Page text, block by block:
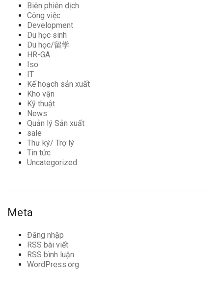
Biên phiên dịch
Công việc
Development
Du học sinh
Du học/留学
HR-GA
Iso
IT
Kế hoạch sản xuất
Kho vận
Kỹ thuật
News
Quản lý Sản xuất
sale
Thư ký/ Trợ lý
Tin tức
Uncategorized
Meta
Đăng nhập
RSS bài viết
RSS bình luận
WordPress.org